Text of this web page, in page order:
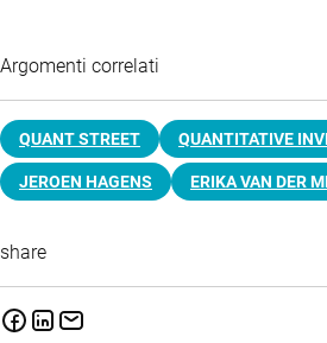
Argomenti correlati
QUANT STREET QUANTITATIVE
JEROEN HAGENS ERIKA VAN DER
share